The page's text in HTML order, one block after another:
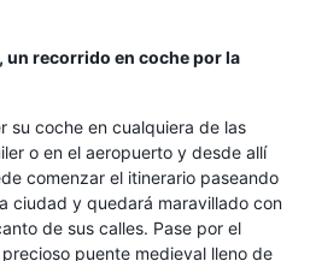
recorrido en coche por la
su coche en cualquiera de las
o en el aeropuerto y desde allí
comenzar el itinerario paseando
ciudad y quedará maravillado con
de sus calles. Pase por el
puente medieval lleno de